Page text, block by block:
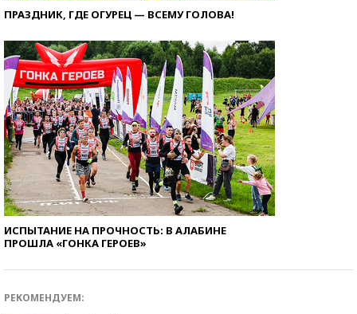
ПРАЗДНИК, ГДЕ ОГУРЕЦ — ВСЕМУ ГОЛОВА!
ИСПЫТАНИЕ НА ПРОЧНОСТЬ: В АЛАБИНЕ
ПРОШЛА «ГОНКА ГЕРОЕВ»
РЕКОМЕНДУЕМ: